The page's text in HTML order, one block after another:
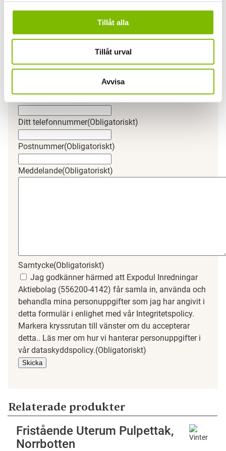
Tillåt alla
Tillåt urval
Avvisa
Email
Detta fält används för valideringsändamål och ska
Ditt namn(Obligatoriskt)
Efternamn
Din e-postadress(Obligatoriskt)
Ditt telefonnummer(Obligatoriskt)
Postnummer(Obligatoriskt)
Meddelande(Obligatoriskt)
Samtycke(Obligatoriskt)
Jag godkänner härmed att Expodul Inredningar
Aktiebolag (556200-4142) får samla in, använda och
behandla mina personuppgifter som jag har angivit i
detta formulär i enlighet med vår Integritetspolicy.
Markera kryssrutan till vänster om du accepterar
detta.. Läs mer om hur vi hanterar personuppgifter i
vår dataskyddspolicy.(Obligatoriskt)
Skicka
Relaterade produkter
Fristående Uterum Pulpettak,
Norrbotten